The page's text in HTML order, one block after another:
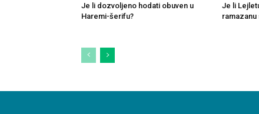
Je li dozvoljeno hodati obuven u
Haremi-šerifu?
Je li
ramazanu